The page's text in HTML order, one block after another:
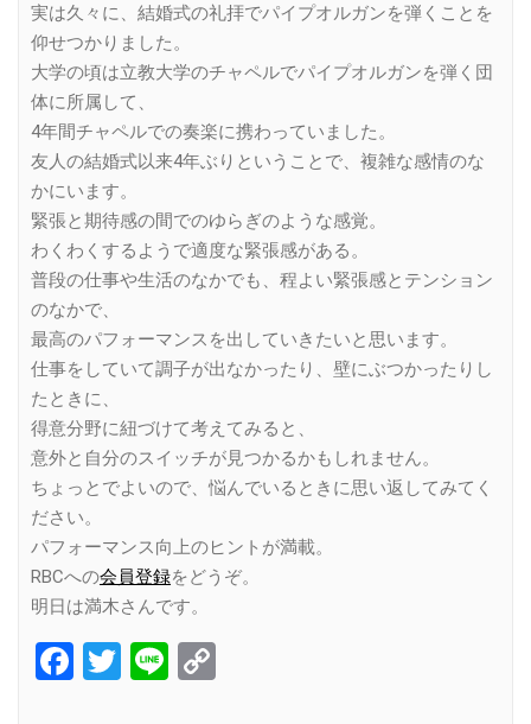
実は久々に、結婚式の礼拝でパイプオルガンを弾くことを
仰せつかりました。
大学の頃は立教大学のチャペルでパイプオルガンを弾く団
体に所属して、
4年間チャペルでの奏楽に携わっていました。
友人の結婚式以来4年ぶりということで、複雑な感情のな
かにいます。
緊張と期待感の間でのゆらぎのような感覚。
わくわくするようで適度な緊張感がある。
普段の仕事や生活のなかでも、程よい緊張感とテンション
のなかで、
最高のパフォーマンスを出していきたいと思います。
仕事をしていて調子が出なかったり、壁にぶつかったりし
たときに、
得意分野に紐づけて考えてみると、
意外と自分のスイッチが見つかるかもしれません。
ちょっとでよいので、悩んでいるときに思い返してみてく
ださい。
パフォーマンス向上のヒントが満載。
RBCへの会員登録をどうぞ。
明日は満木さんです。
Facebook
Twitter
Line